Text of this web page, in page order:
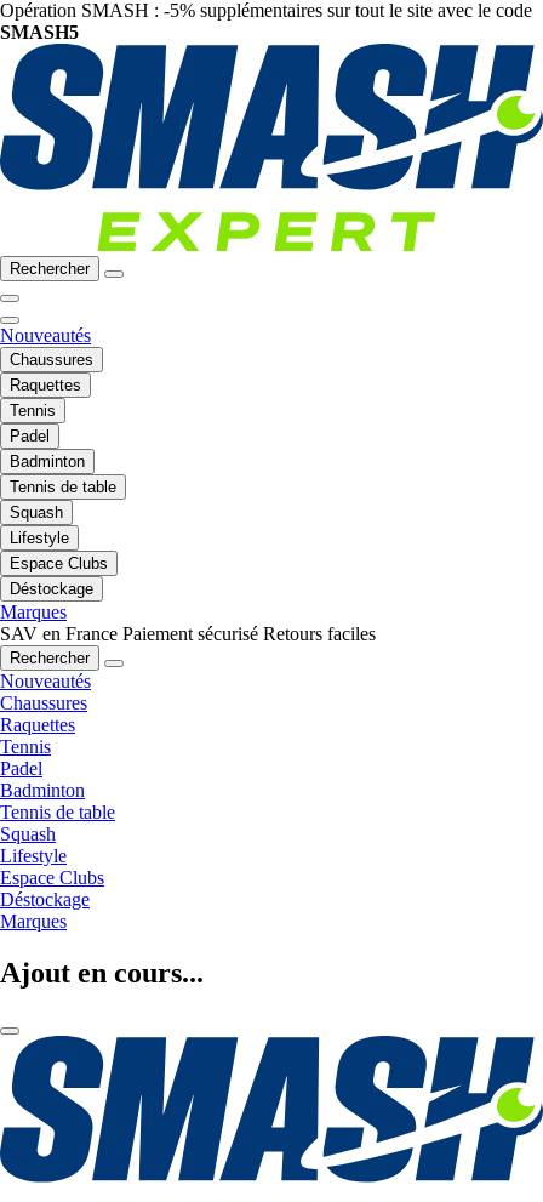
Opération SMASH : -5% supplémentaires sur tout le site avec le code
SMASH5
Rechercher
Nouveautés
Chaussures
Raquettes
Tennis
Padel
Badminton
Tennis de table
Squash
Lifestyle
Espace Clubs
Déstockage
Marques
SAV en France Paiement sécurisé Retours faciles
Rechercher
Nouveautés
Chaussures
Raquettes
Tennis
Padel
Badminton
Tennis de table
Squash
Lifestyle
Espace Clubs
Déstockage
Marques
Ajout en cours...